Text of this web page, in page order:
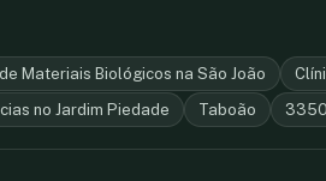
Materiais Biológicos na São João
no Jardim Piedade
Taboão 3350